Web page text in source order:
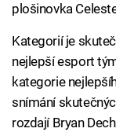
plošinovka
Kategorií je
nejlepší esport
kategorie
snímání
rozdají Bryan